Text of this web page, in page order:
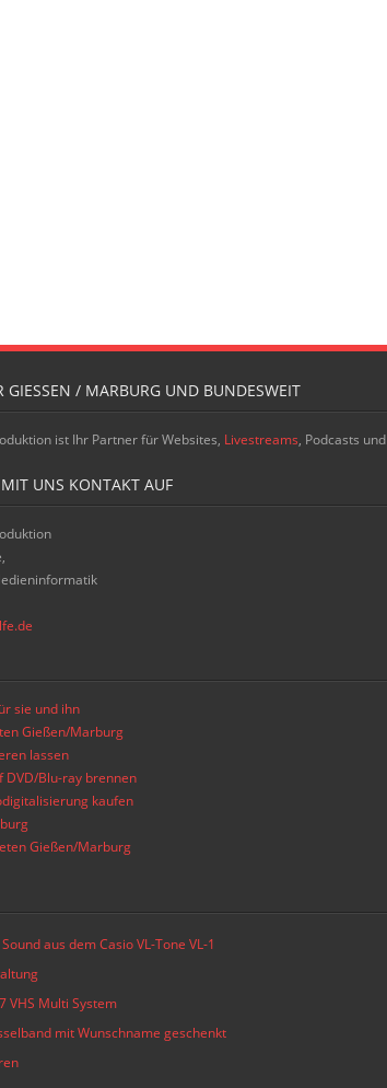
GIESSEN / MARBURG UND BUNDESWEIT
ist Ihr Partner für Websites, Livestreams, Podcasts und
UNS KONTAKT AUF
sie und ihn
Gießen/Marburg
lassen
DVD/Blu-ray brennen
kaufen
Gießen/Marburg
aus dem Casio VL-Tone VL-1
VHS Multi System
mit Wunschname geschenkt